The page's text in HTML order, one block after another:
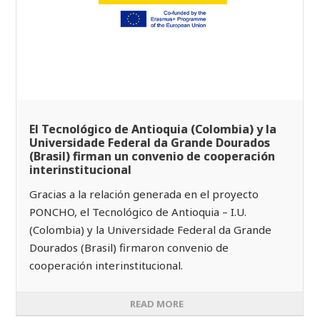
El Tecnológico de Antioquia (Colombia) y la
Universidade Federal da Grande Dourados
(Brasil) firman un convenio de cooperación
interinstitucional
Gracias a la relación generada en el proyecto
PONCHO, el Tecnológico de Antioquia – I.U.
(Colombia) y la Universidade Federal da Grande
Dourados (Brasil) firmaron convenio de
cooperación interinstitucional.
READ MORE